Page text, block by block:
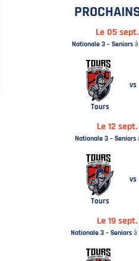
Le 05
Nationale 3 – Seniors
Tours
vs
Le 12
Nationale 3 – Seniors
Tours
vs
Le 19
Nationale 3 – Seniors à